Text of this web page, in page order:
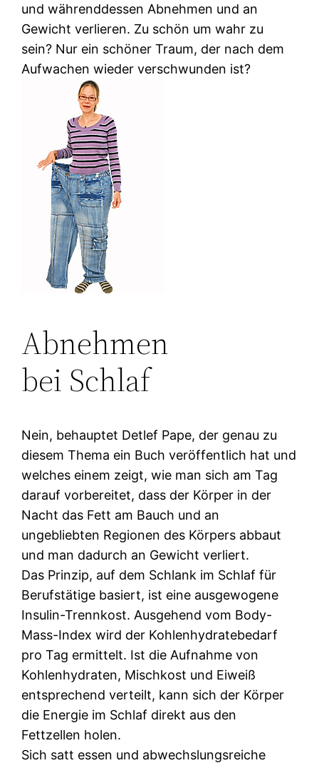
und währenddessen Abnehmen und an
Gewicht verlieren. Zu schön um wahr zu
sein? Nur ein schöner Traum, der nach dem
Aufwachen wieder verschwunden ist?
Abnehmen
bei Schlaf
Nein, behauptet Detlef Pape, der genau zu
diesem Thema ein Buch veröffentlich hat und
welches einem zeigt, wie man sich am Tag
darauf vorbereitet, dass der Körper in der
Nacht das Fett am Bauch und an
ungebliebten Regionen des Körpers abbaut
und man dadurch an Gewicht verliert.
Das Prinzip, auf dem Schlank im Schlaf für
Berufstätige basiert, ist eine ausgewogene
Insulin-Trennkost. Ausgehend vom Body-
Mass-Index wird der Kohlenhydratebedarf
pro Tag ermittelt. Ist die Aufnahme von
Kohlenhydraten, Mischkost und Eiweiß
entsprechend verteilt, kann sich der Körper
die Energie im Schlaf direkt aus den
Fettzellen holen.
Sich satt essen und abwechslungsreiche